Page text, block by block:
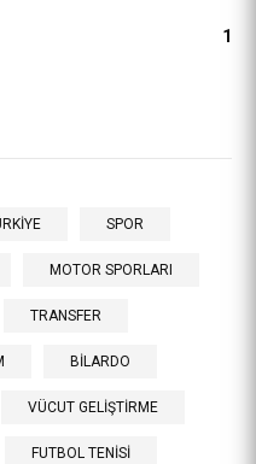
1
SPOR
MOTOR SPORLARI
TRANSFER
BİLARDO
VÜCUT GELİŞTİRME
FUTBOL TENİSİ